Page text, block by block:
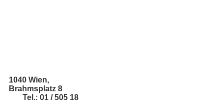
1040 Wien,
Brahmsplatz 8
Tel.: 01 / 505 18